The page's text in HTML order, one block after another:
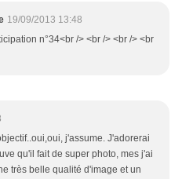
19/09/2013 13:48
n°34<br /> <br /> <br /> <br
j'assume. J'adorerai
qu'il fait de super photo, mes j'ai
très belle qualité d'image et un